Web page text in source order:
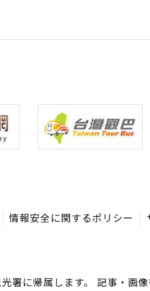
情報安全に関するポリシー
に帰属します。 記事・画像